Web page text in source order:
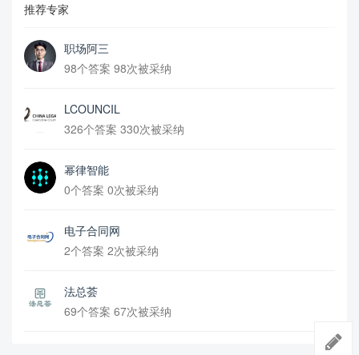
推荐专家
职场阿三
98个答案 98次被采纳
LCOUNCIL
326个答案 330次被采纳
幂律智能
0个答案 0次被采纳
电子合同网
2个答案 2次被采纳
法总荟
69个答案 67次被采纳